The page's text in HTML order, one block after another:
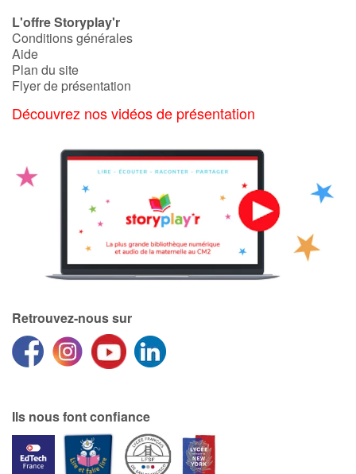
Autour du monde
Apprentissage
Art, espace, activité
En famille
Quotidien et loisirs
Amour et amitié
Sujets de société
Formats et illustrations
L'offre Storyplay'r
Conditions générales
Aide
Plan du site
Flyer de présentation
Découvrez nos vidéos de présentation
Retrouvez-nous sur
Ils nous font confiance